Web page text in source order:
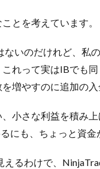
とを考えています。
いのだけれど、私
れって実はIBでも
増やすのに追加の入
小さな利益を積み
にも、ちょっと資
るわけで、